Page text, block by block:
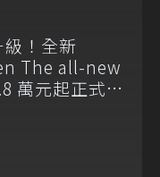
！全新
The all-new
萬元起正式上